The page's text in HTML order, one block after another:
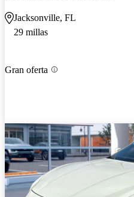
Jacksonville, FL
29 millas
Gran oferta